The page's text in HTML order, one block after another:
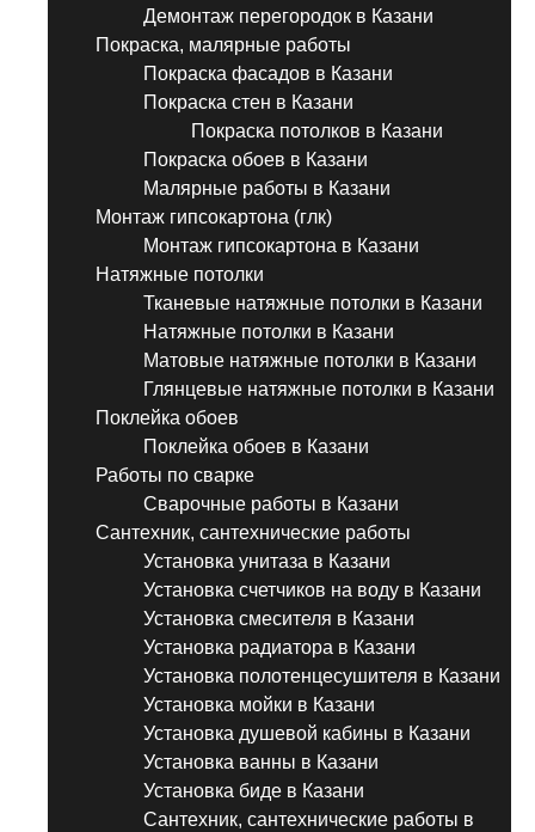
Демонтаж перегородок в Казани
Покраска, малярные работы
Покраска фасадов в Казани
Покраска стен в Казани
Покраска потолков в Казани
Покраска обоев в Казани
Малярные работы в Казани
Монтаж гипсокартона (глк)
Монтаж гипсокартона в Казани
Натяжные потолки
Тканевые натяжные потолки в Казани
Натяжные потолки в Казани
Матовые натяжные потолки в Казани
Глянцевые натяжные потолки в Казани
Поклейка обоев
Поклейка обоев в Казани
Работы по сварке
Сварочные работы в Казани
Сантехник, сантехнические работы
Установка унитаза в Казани
Установка счетчиков на воду в Казани
Установка смесителя в Казани
Установка радиатора в Казани
Установка полотенцесушителя в Казани
Установка мойки в Казани
Установка душевой кабины в Казани
Установка ванны в Казани
Установка биде в Казани
Сантехник, сантехнические работы в